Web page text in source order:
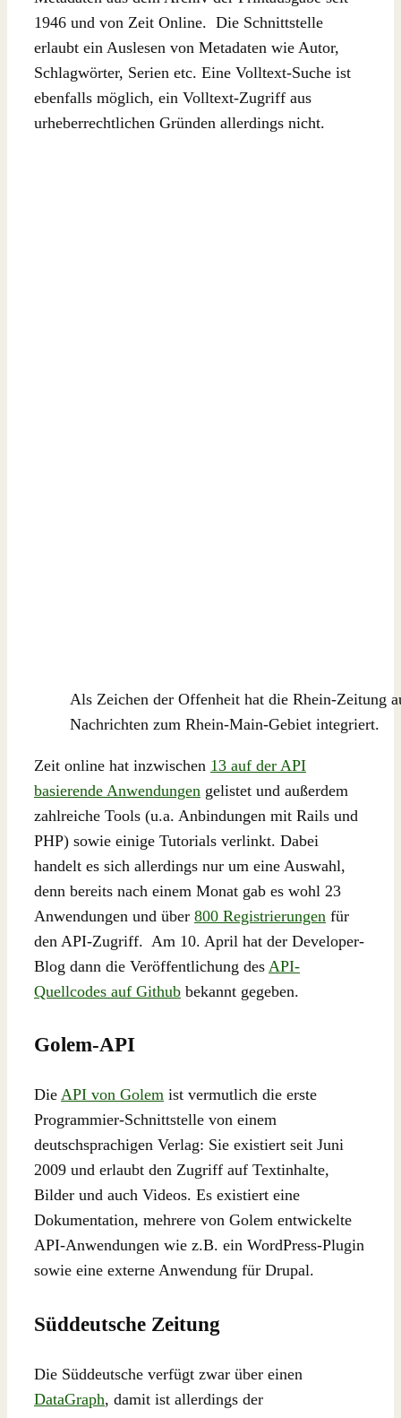
1946 und von Zeit Online. Die Schnittstelle
erlaubt ein Auslesen von Metadaten wie Autor,
Schlagwörter, Serien etc. Eine Volltext-Suche ist
ebenfalls möglich, ein Volltext-Zugriff aus
urheberrechtlichen Gründen allerdings nicht.
Als Zeichen der Offenheit hat die Rhein-Zeitung
Nachrichten zum Rhein-Main-Gebiet integriert.
Zeit online hat inzwischen 13 auf der API
basierende Anwendungen gelistet und außerdem
zahlreiche Tools (u.a. Anbindungen mit Rails und
PHP) sowie einige Tutorials verlinkt. Dabei
handelt es sich allerdings nur um eine Auswahl,
denn bereits nach einem Monat gab es wohl 23
Anwendungen und über 800 Registrierungen für
den API-Zugriff. Am 10. April hat der Developer-
Blog dann die Veröffentlichung des API-
Quellcodes auf Github bekannt gegeben.
Golem-API
Die API von Golem ist vermutlich die erste
Programmier-Schnittstelle von einem
deutschsprachigen Verlag: Sie existiert seit Juni
2009 und erlaubt den Zugriff auf Textinhalte,
Bilder und auch Videos. Es existiert eine
Dokumentation, mehrere von Golem entwickelte
API-Anwendungen wie z.B. ein WordPress-Plugin
sowie eine externe Anwendung für Drupal.
Süddeutsche Zeitung
Die Süddeutsche verfügt zwar über einen
DataGraph, damit ist allerdings der